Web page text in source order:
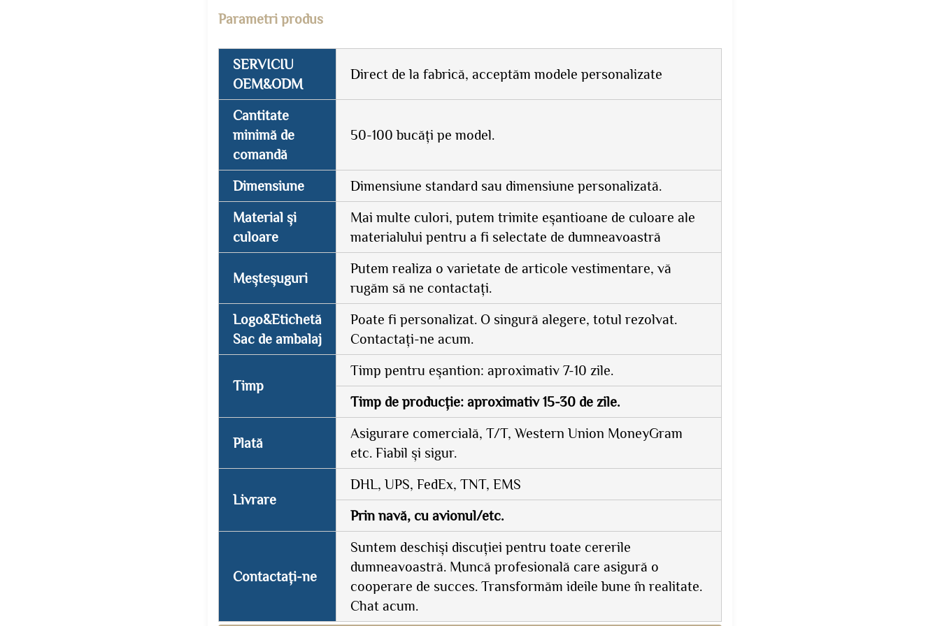
Parametri produs
SERVICIU
OEM&ODM
Direct de la fabrică, acceptăm modele personalizate
Cantitate
minimă de
comandă
50-100 bucăți pe model.
Dimensiune Dimensiune standard sau dimensiune personalizată.
Material și
culoare
Mai multe culori, putem trimite eșantioane de culoare ale
materialului pentru a fi selectate de dumneavoastră
Meșteșuguri
Putem realiza o varietate de articole vestimentare, vă
rugăm să ne contactați.
Logo&Etichetă
Sac de ambalaj
Poate fi personalizat. O singură alegere, totul rezolvat.
Contactați-ne acum.
Timp
Timp pentru eșantion: aproximativ 7-10 zile.
Timp de producție: aproximativ 15-30 de zile.
Plată
Asigurare comercială, T/T, Western Union MoneyGram
etc. Fiabil și sigur.
Livrare
DHL, UPS, FedEx, TNT, EMS
Prin navă, cu avionul/etc.
Contactați-ne
Suntem deschiși discuției pentru toate cererile
dumneavoastră. Muncă profesională care asigură o
cooperare de succes. Transformăm ideile bune în realitate.
Chat acum.